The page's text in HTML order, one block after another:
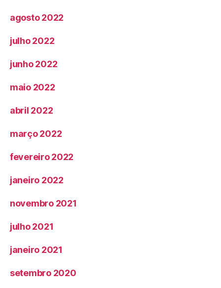
agosto 2022
julho 2022
junho 2022
maio 2022
abril 2022
março 2022
fevereiro 2022
janeiro 2022
novembro 2021
julho 2021
janeiro 2021
setembro 2020